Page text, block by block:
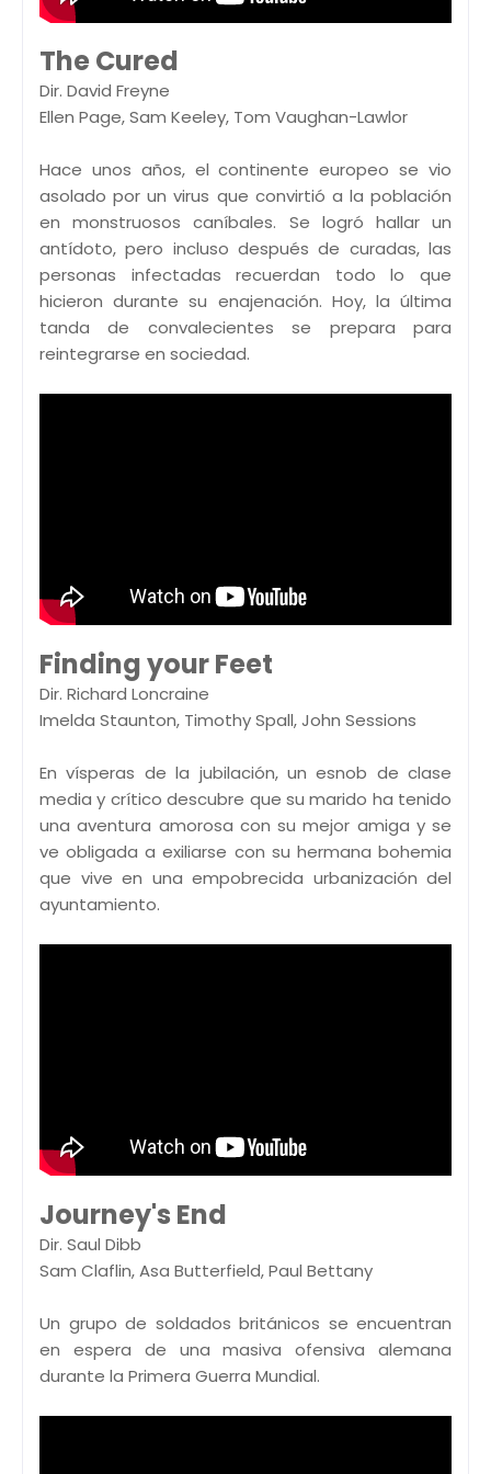
The Cured
Dir. David Freyne
Ellen Page, Sam Keeley, Tom Vaughan-Lawlor
Hace unos años, el continente europeo se vio
asolado por un virus que convirtió a la población
en monstruosos caníbales. Se logró hallar un
antídoto, pero incluso después de curadas, las
personas infectadas recuerdan todo lo que
hicieron durante su enajenación. Hoy, la última
tanda de convalecientes se prepara para
reintegrarse en sociedad.
Finding your Feet
Dir. Richard Loncraine
Imelda Staunton, Timothy Spall, John Sessions
En vísperas de la jubilación, un esnob de clase
media y crítico descubre que su marido ha tenido
una aventura amorosa con su mejor amiga y se
ve obligada a exiliarse con su hermana bohemia
que vive en una empobrecida urbanización del
ayuntamiento.
Journey's End
Dir. Saul Dibb
Sam Claflin, Asa Butterfield, Paul Bettany
Un grupo de soldados británicos se encuentran
en espera de una masiva ofensiva alemana
durante la Primera Guerra Mundial.